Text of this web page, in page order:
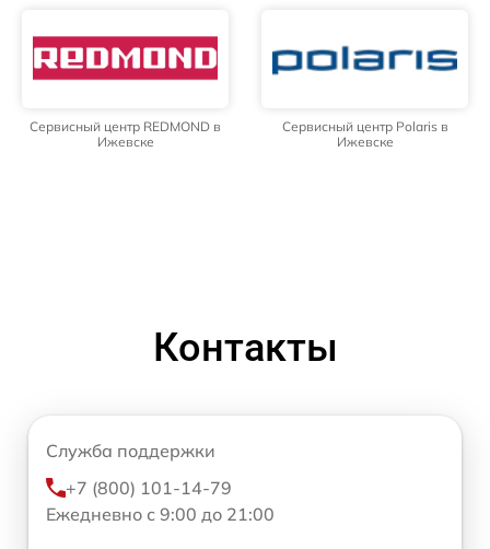
Сервисный центр REDMOND в
Ижевске
Сервисный центр Polaris в
Ижевске
Контакты
Служба поддержки
+7 (800) 101-14-79
Ежедневно с 9:00 до 21:00